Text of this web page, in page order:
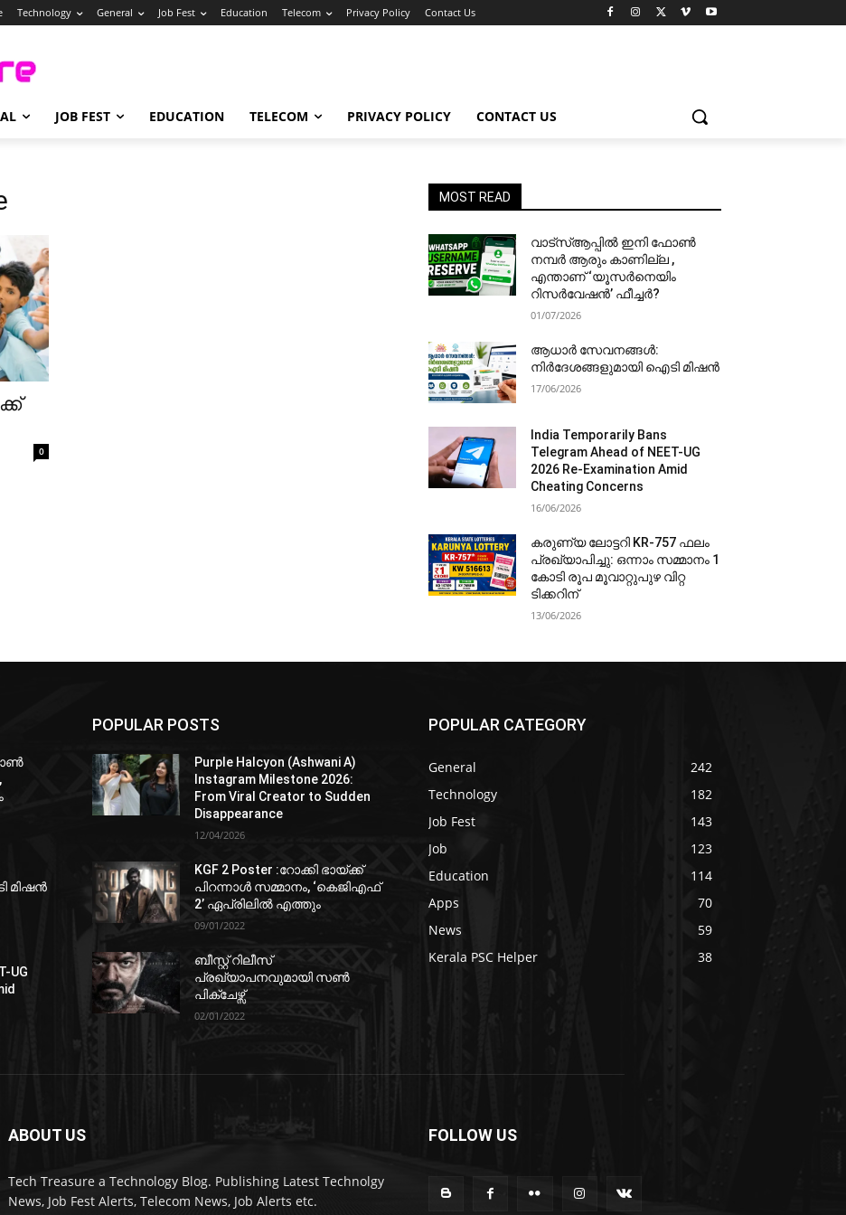
Technology General Job Fest Education Telecom Privacy Policy Contact Us
JOB FEST EDUCATION TELECOM PRIVACY POLICY CONTACT US
0
MOST READ
വാട്‌സ്ആപ്പിൽ ഇനി ഫോൺ
നമ്പർ ആരും കാണില്ല ,
എന്താണ് ‘യൂസർനെയിം
റിസർവേഷൻ’ ഫീച്ചർ?
01/07/2026
ആധാർ സേവനങ്ങൾ:
നിർദേശങ്ങളുമായി ഐടി മിഷൻ
17/06/2026
India Temporarily Bans
Telegram Ahead of NEET-UG
2026 Re-Examination Amid
Cheating Concerns
16/06/2026
കരുണ്യ ലോട്ടറി KR-757 ഫലം
പ്രഖ്യാപിച്ചു: ഒന്നാം സമ്മാനം 1
കോടി രൂപ മൂവാറ്റുപുഴ വിറ്റ
ടിക്കറിന്
13/06/2026
മിഷൻ
UG
POPULAR POSTS
Purple Halcyon (Ashwani A)
Instagram Milestone 2026:
From Viral Creator to Sudden
Disappearance
12/04/2026
KGF 2 Poster :റോക്കി ഭായ്ക്ക്
പിറന്നാൾ സമ്മാനം, ‘കെജിഎഫ്
2’ ഏപ്രിലിൽ എത്തും
09/01/2022
ബീസ്റ്റ് റിലീസ്
പ്രഖ്യാപനവുമായി സണ്‍
പിക്ചേഴ്സ്
02/01/2022
POPULAR CATEGORY
General
242
Technology
182
Job Fest
143
Job
123
Education
114
Apps
70
News
59
Kerala PSC Helper
38
ABOUT US
Tech Treasure a Technology Blog. Publishing Latest Technolgy
News, Job Fest Alerts, Telecom News, Job Alerts etc.
FOLLOW US